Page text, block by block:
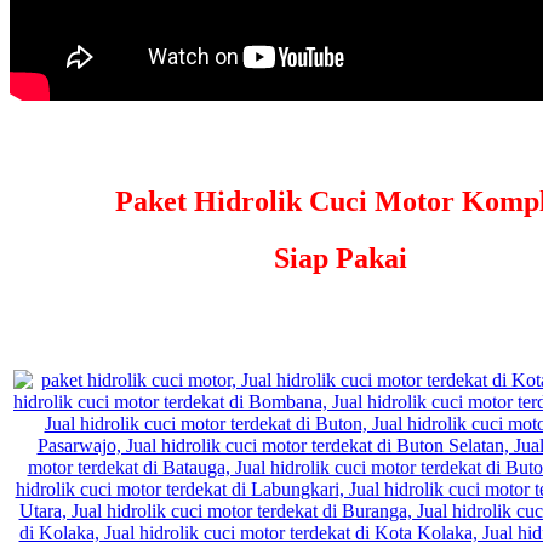
Paket Hidrolik Cuci Motor
Siap Pakai